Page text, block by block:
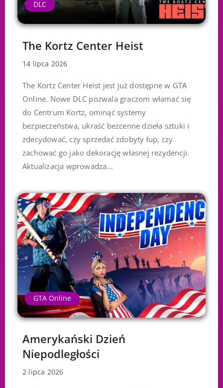
DLC
The Kortz Center Heist
14 lipca 2026
The Kortz Center Heist jest już dostępne w GTA
Online. Nowe DLC pozwala graczom włamać się
do Centrum Kortz, ominąć systemy
bezpieczeństwa, ukraść bezcenne dzieła sztuki i
zdecydować, czy sprzedać zdobyty łup, czy
zachować go jako dekorację własnej rezydencji.
Aktualizacja wprowadza...
GTA Online
Amerykański Dzień
Niepodległości
2 lipca 2026